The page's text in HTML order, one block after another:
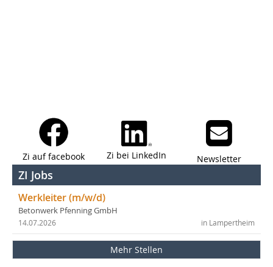
Zi auf facebook Zi bei LinkedIn Newsletter
ZI Jobs
Werkleiter (m/w/d)
Betonwerk Pfenning GmbH
in Lampertheim
14.07.2026
Mehr Stellen